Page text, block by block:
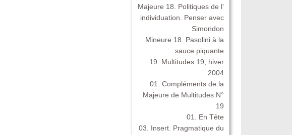
Majeure 18. Politiques de l’
individuation. Penser avec
Simondon
Mineure 18. Pasolini à la
sauce piquante
19. Multitudes 19, hiver
2004
01. Compléments de la
Majeure de Multitudes N°
19
01. En Tête
03. Insert. Pragmatique du